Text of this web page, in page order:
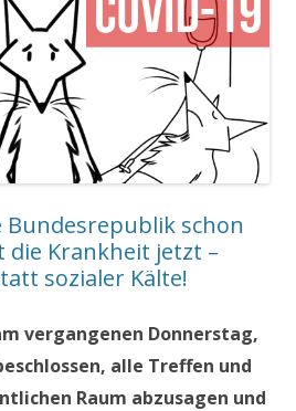
Bundesrepublik schon
Krankheit jetzt –
sozialer Kälte!
vergangenen Donnerstag,
alle Treffen und
Raum abzusagen und